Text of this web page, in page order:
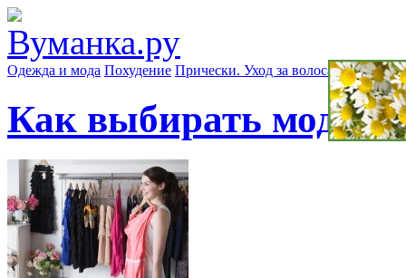
Одежда и мода Похудение Прически. Уход за волосами Маски
Как выбирать